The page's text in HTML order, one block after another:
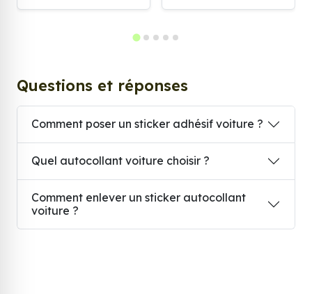
Questions et réponses
Comment poser un sticker adhésif voiture ?
Quel autocollant voiture choisir ?
Comment enlever un sticker autocollant
voiture ?